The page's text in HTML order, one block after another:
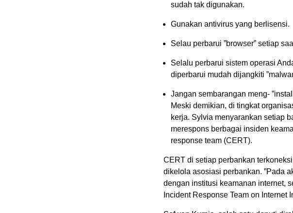
sudah tak digunakan.
Gunakan antivirus yang berlisensi.
Selau perbarui ”browser” setiap
Selalu perbarui sistem operasi
diperbarui mudah dijangkiti
Jangan sembarangan meng-
Meski demikian, di tingkat
kerja. Sylvia menyarankan setiap
merespons berbagai insiden
response team (CERT).
CERT di setiap perbankan
dikelola asosiasi perbankan. ”Pada
dengan institusi keamanan internet,
Incident Response Team on Internet